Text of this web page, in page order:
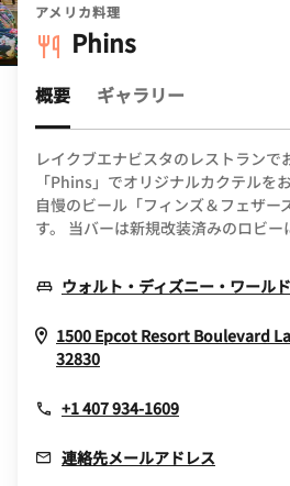
アメリカ料理
Phins
概要 ギャラリー
レイクブエナビスタのレストランで
「Phins」でオリジナルカクテルを
自慢のビール「フィンズ＆フェザー
す。 当バーは新規改装済みのロビー
ウォルト・ディズニー・ワール
1500 Epcot Resort Boulevard
32830Opens In New Window
+1 407 934-1609
連絡先メールアドレス